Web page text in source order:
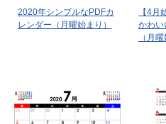
2020年シンプルなPDFカ
レンダー（月曜始まり）
【4月
かわい
（月